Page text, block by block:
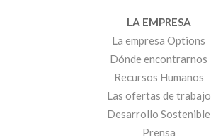
LA EMPRESA
La empresa Options
Dónde encontrarnos
Recursos Humanos
Las ofertas de trabajo
Desarrollo Sostenible
Prensa